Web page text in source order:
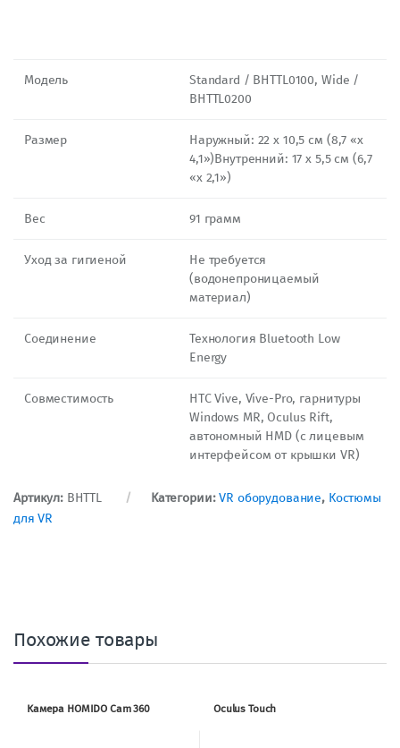
Модель
Standard / BHTTL0100, Wide /
BHTTL0200
Размер
Наружный: 22 х 10,5 см (8,7 «х
4,1»)Внутренний: 17 х 5,5 см (6,7
«х 2,1»)
Вес 91 грамм
Уход за гигиеной
Не требуется
(водонепроницаемый
материал)
Соединение
Технология Bluetooth Low
Energy
Совместимость
HTC Vive, Vive-Pro, гарнитуры
Windows MR, Oculus Rift,
автономный HMD (с лицевым
интерфейсом от крышки VR)
Артикул: BHTTL Категории:VR оборудование, Костюмы
для VR
Похожие товары
Камера HOMIDO Cam 360 Oculus Touch